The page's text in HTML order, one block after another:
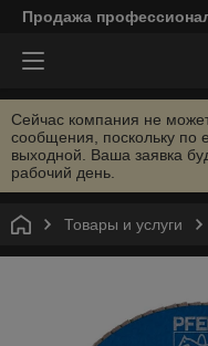
Продажа
Сейчас компания не
сообщения, поскольку по
выходной. Ваша заявка
рабочий день.
Товары и услуги